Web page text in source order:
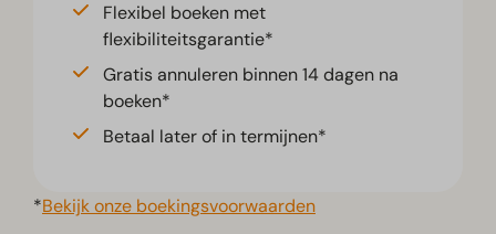
Flexibel boeken met
flexibiliteitsgarantie*
Gratis annuleren binnen 14 dagen na
boeken*
Betaal later of in termijnen*
*Bekijk onze boekingsvoorwaarden